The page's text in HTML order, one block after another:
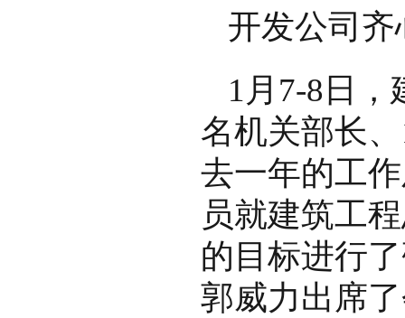
开发公司
1月7-8日
名机关部长
去一年的工
员就建筑工
的目标进行
郭威力出席